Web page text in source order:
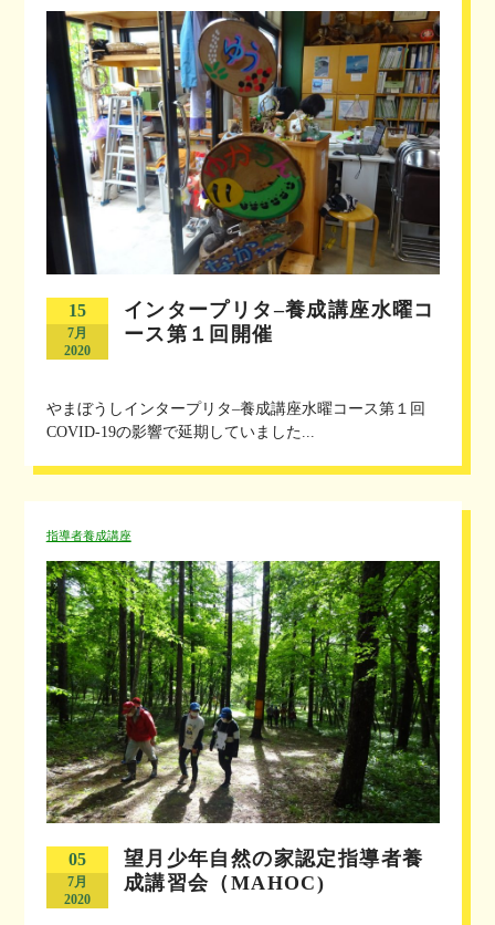
15
7月
2020
インタープリタ–養成講座水曜コ
ース第１回開催
やまぼうしインタープリタ–養成講座水曜コース第１回
COVID-19の影響で延期していました...
指導者養成講座
05
7月
2020
望月少年自然の家認定指導者養
成講習会（MAHOC)